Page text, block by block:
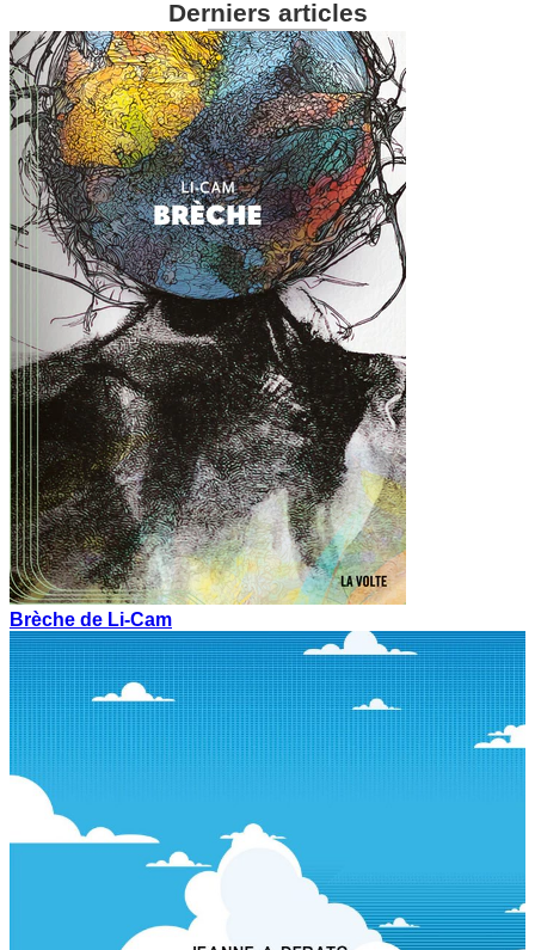
Derniers articles
Brèche de Li-Cam